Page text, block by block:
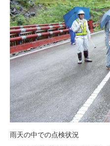
雨天の中での点検状況